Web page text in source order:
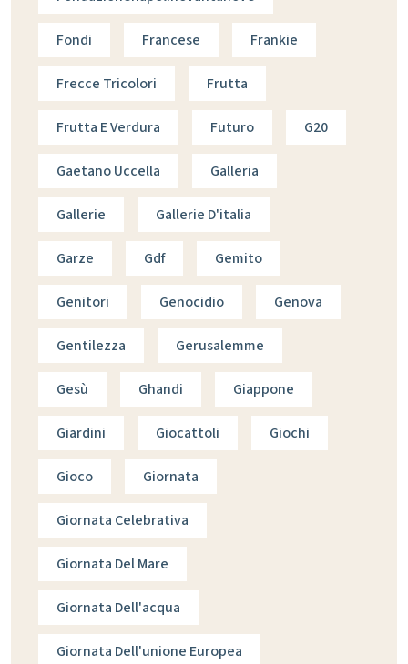
Fondi Francese Frankie
Frecce Tricolori Frutta
Frutta E Verdura Futuro G20
Gaetano Uccella Galleria
Gallerie Gallerie D'italia
Garze Gdf Gemito
Genitori Genocidio Genova
Gentilezza Gerusalemme
Gesù Ghandi Giappone
Giardini Giocattoli Giochi
Gioco Giornata
Giornata Celebrativa
Giornata Del Mare
Giornata Dell'acqua
Giornata Dell'unione Europea